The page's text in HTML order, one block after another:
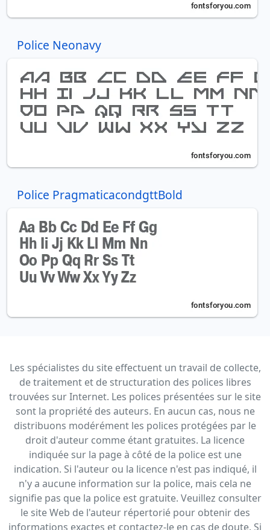
Police Neonavy
Police PragmaticacondgttBold
Les spécialistes du site effectuent un travail de collecte,
de traitement et de structuration des polices libres
trouvées sur Internet. Les polices présentées sur le site
sont la propriété des auteurs. En aucun cas, nous ne
distribuons modérément les polices protégées par le
droit d'auteur comme étant gratuites. La licence
indiquée sur la page à côté de la police est une
indication. Si l'auteur ou la licence n'est pas indiqué, il
n'y a aucune information sur la police, mais cela ne
signifie pas que la police est gratuite. Veuillez consulter
le site Web de l'auteur répertorié pour obtenir des
informations exactes et contactez-le en cas de doute. Si